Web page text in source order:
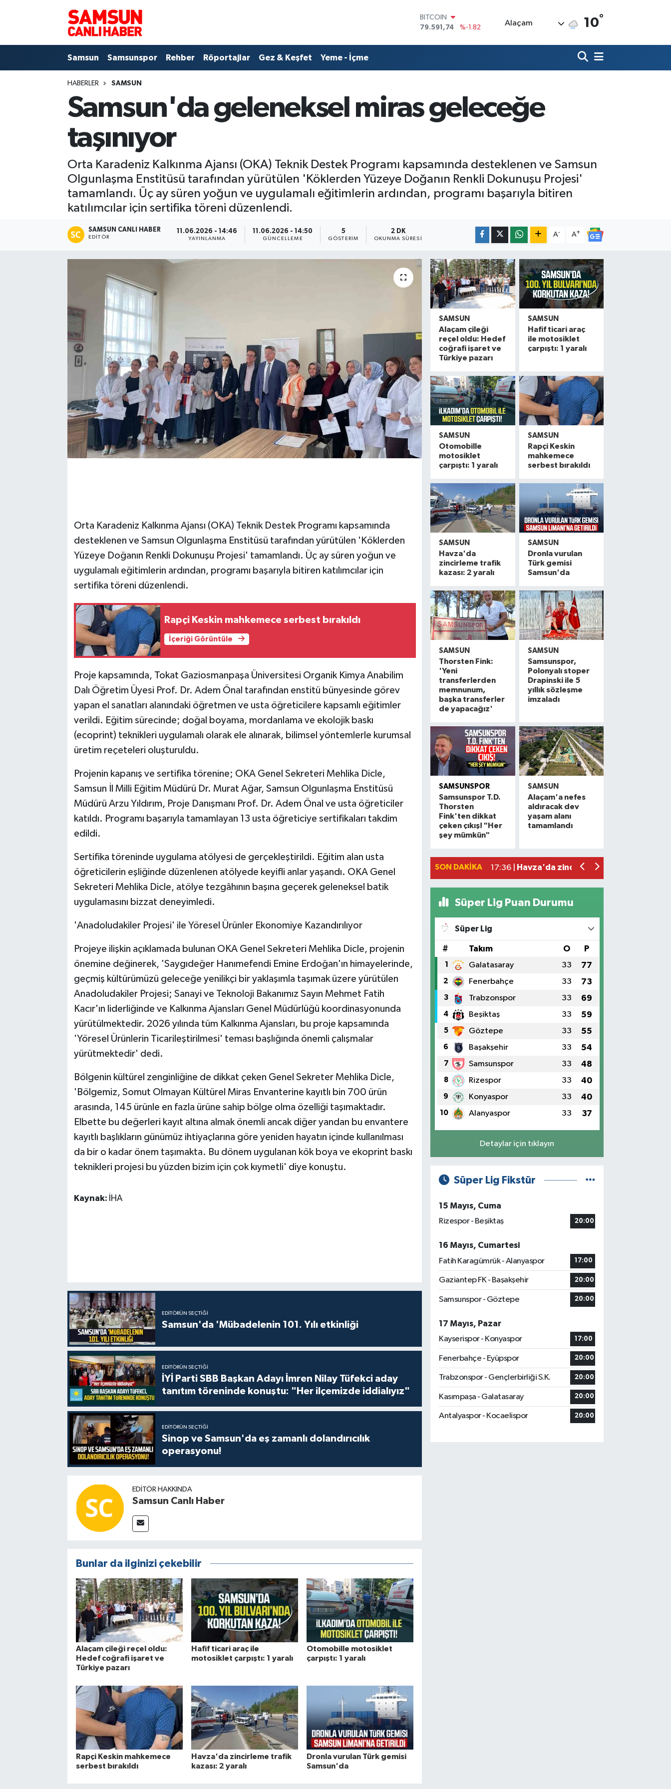
DOLAR
45,43620
%0.02
14.598,00
%0
BITCOIN
Alaçam 10°
Samsun Samsunspor Rehber Röportajlar Gez & Keşfet Yeme - İçme
HABERLER SAMSUN
Samsun'da geleneksel miras geleceğe
taşınıyor
Orta Karadeniz Kalkınma Ajansı (OKA) Teknik Destek Programı kapsamında desteklenen ve Samsun
Olgunlaşma Enstitüsü tarafından yürütülen 'Köklerden Yüzeye Doğanın Renkli Dokunuşu Projesi'
tamamlandı. Üç ay süren yoğun ve uygulamalı eğitimlerin ardından, programı başarıyla bitiren
katılımcılar için sertifika töreni düzenlendi.
SAMSUN CANLI HABER
EDITÖR
11.06.2026 - 14:46
YAYINLANMA
11.06.2026 - 14:50
GÜNCELLEME
5
GÖSTERIM
2 DK
OKUNMA SÜRESI
A- A+
Orta Karadeniz Kalkınma Ajansı (OKA) Teknik Destek Programı kapsamında
desteklenen ve Samsun Olgunlaşma Enstitüsü tarafından yürütülen 'Köklerden
Yüzeye Doğanın Renkli Dokunuşu Projesi' tamamlandı. Üç ay süren yoğun ve
uygulamalı eğitimlerin ardından, programı başarıyla bitiren katılımcılar için
sertifika töreni düzenlendi.
Rapçi Keskin mahkemece serbest bırakıldı
İçeriği Görüntüle
Proje kapsamında, Tokat Gaziosmanpaşa Üniversitesi Organik Kimya Anabilim
Dalı Öğretim Üyesi Prof. Dr. Adem Önal tarafından enstitü bünyesinde görev
yapan el sanatları alanındaki öğretmen ve usta öğreticilere kapsamlı eğitimler
verildi. Eğitim sürecinde; doğal boyama, mordanlama ve ekolojik baskı
(ecoprint) teknikleri uygulamalı olarak ele alınarak, bilimsel yöntemlerle kurumsal
üretim reçeteleri oluşturuldu.
Projenin kapanış ve sertifika törenine; OKA Genel Sekreteri Mehlika Dicle,
Samsun İl Milli Eğitim Müdürü Dr. Murat Ağar, Samsun Olgunlaşma Enstitüsü
Müdürü Arzu Yıldırım, Proje Danışmanı Prof. Dr. Adem Önal ve usta öğreticiler
katıldı. Programı başarıyla tamamlayan 13 usta öğreticiye sertifikaları takdim
edildi.
Sertifika töreninde uygulama atölyesi de gerçekleştirildi. Eğitim alan usta
öğreticilerin eşliğinde düzenlenen atölyede keyifli anlar yaşandı. OKA Genel
Sekreteri Mehlika Dicle, atölye tezgâhının başına geçerek geleneksel batik
uygulamasını bizzat deneyimledi.
'Anadoludakiler Projesi' ile Yöresel Ürünler Ekonomiye Kazandırılıyor
Projeye ilişkin açıklamada bulunan OKA Genel Sekreteri Mehlika Dicle, projenin
önemine değinerek, 'Saygıdeğer Hanımefendi Emine Erdoğan'ın himayelerinde,
geçmiş kültürümüzü geleceğe yenilikçi bir yaklaşımla taşımak üzere yürütülen
Anadoludakiler Projesi; Sanayi ve Teknoloji Bakanımız Sayın Mehmet Fatih
Kacır'ın liderliğinde ve Kalkınma Ajansları Genel Müdürlüğü koordinasyonunda
yürütülmektedir. 2026 yılında tüm Kalkınma Ajansları, bu proje kapsamında
'Yöresel Ürünlerin Ticarileştirilmesi' teması başlığında önemli çalışmalar
yürütmektedir' dedi.
Bölgenin kültürel zenginliğine de dikkat çeken Genel Sekreter Mehlika Dicle,
'Bölgemiz, Somut Olmayan Kültürel Miras Envanterine kayıtlı bin 700 ürün
arasında, 145 ürünle en fazla ürüne sahip bölge olma özelliği taşımaktadır.
Elbette bu değerleri kayıt altına almak önemli ancak diğer yandan bu envantere
kayıtlı başlıkların günümüz ihtiyaçlarına göre yeniden hayatın içinde kullanılması
da bir o kadar önem taşımakta. Bu dönem uygulanan kök boya ve ekoprint baskı
teknikleri projesi bu yüzden bizim için çok kıymetli' diye konuştu.
Kaynak: İHA
EDITÖRÜN SEÇTIĞI
Samsun'da 'Mübadelenin 101. Yılı etkinliği
EDITÖRÜN SEÇTIĞI
İYİ Parti SBB Başkan Adayı İmren Nilay Tüfekci aday
tanıtım töreninde konuştu: "Her ilçemizde iddialıyız"
EDITÖRÜN SEÇTIĞI
Sinop ve Samsun'da eş zamanlı dolandırıcılık
operasyonu!
EDITÖR HAKKINDA
Samsun Canlı Haber
Bunlar da ilginizi çekebilir
Alaçam çileği reçel oldu:
Hedef coğrafi işaret ve
Türkiye pazarı
Hafif ticari araç ile
motosiklet çarpıştı: 1 yaralı
Otomobille motosiklet
çarpıştı: 1 yaralı
Rapçi Keskin mahkemece
serbest bırakıldı
Havza'da zincirleme trafik
kazası: 2 yaralı
Dronla vurulan Türk gemisi
Samsun'da
SAMSUN
Alaçam çileği
reçel oldu: Hedef
coğrafi işaret ve
Türkiye pazarı
SAMSUN
Hafif ticari araç
ile motosiklet
çarpıştı: 1 yaralı
SAMSUN
Otomobille
motosiklet
çarpıştı: 1 yaralı
SAMSUN
Rapçi Keskin
mahkemece
serbest bırakıldı
SAMSUN
Havza'da
zincirleme trafik
kazası: 2 yaralı
SAMSUN
Dronla vurulan
Türk gemisi
Samsun'da
SAMSUN
Thorsten Fink:
'Yeni
transferlerden
memnunum,
başka transferler
de yapacağız'
SAMSUN
Samsunspor,
Polonyalı stoper
Drapinski ile 5
yıllık sözleşme
imzaladı
SAMSUNSPOR
Samsunspor T.D.
Thorsten
Fink'ten dikkat
çeken çıkış! "Her
şey mümkün"
SAMSUN
Alaçam'a nefes
aldıracak dev
yaşam alanı
tamamlandı
SON DAKIKA
20:16 |
Alaçam çileği reçel oldu: Hedef
19:06 |
Hafif ticari araç ile motosiklet çarpıştı:
17:36 |
Havza'da zincirleme trafik kazası: 2
Süper Lig Puan Durumu
Süper Lig
# Takım O P
1 Galatasaray 33 77
2 Fenerbahçe 33 73
3 Trabzonspor 33 69
4 Beşiktaş 33 59
5 Göztepe 33 55
6 Başakşehir 33 54
7 Samsunspor 33 48
8 Rizespor 33 40
9 Konyaspor 33 40
10 Alanyaspor 33 37
Detaylar için tıklayın
Süper Lig Fikstür
15 Mayıs, Cuma
Rizespor - Beşiktaş
20:00
16 Mayıs, Cumartesi
Fatih Karagümrük - Alanyaspor
17:00
Gaziantep FK - Başakşehir 20:00
Samsunspor - Göztepe 20:00
17 Mayıs, Pazar
Kayserispor - Konyaspor
17:00
Fenerbahçe - Eyüpspor 20:00
Trabzonspor - Gençlerbirliği S.K. 20:00
Kasımpaşa - Galatasaray 20:00
Antalyaspor - Kocaelispor 20:00
Samsunspor
Manşet Haberi
Samsun Nöbetçi Eczaneler
Samsun Hava Durumu
Samsun Trafik Yoğunluk Haritası
Süper Lig Puan Durumu ve Fikstür
Tüm Manşetler
Son Dakika Haberleri